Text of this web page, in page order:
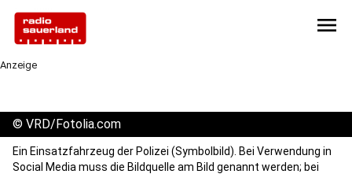
menu
Anzeige
© VRD/Fotolia.com
Ein Einsatzfahrzeug der Polizei (Symbolbild). Bei Verwendung in
Social Media muss die Bildquelle am Bild genannt werden; bei